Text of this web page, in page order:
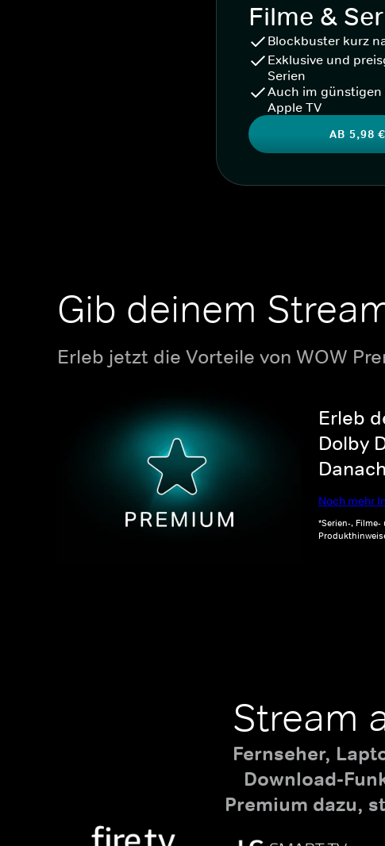
Filme &
Blockbuster kurz
Exklusive und
Serien
Auch im
Apple TV
AB 5,98
Gib deinem
Erleb jetzt die Vorteile von WOW
Erleb
Dolby
Noch mehr
*Serien-,
Stream
Fernseher,
Download-
Premium dazu,